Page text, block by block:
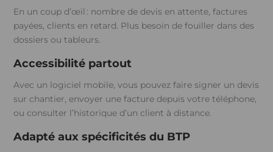
En un coup d’œil : nombre de devis en attente, factures
payées, clients en retard. Plus besoin de fouiller dans des
dossiers ou tableurs.
Accessibilité partout
Avec un logiciel mobile, vous pouvez faire signer un devis
sur chantier, envoyer une facture depuis votre téléphone,
ou consulter l’historique d’un client à distance.
Adapté aux spécificités du BTP